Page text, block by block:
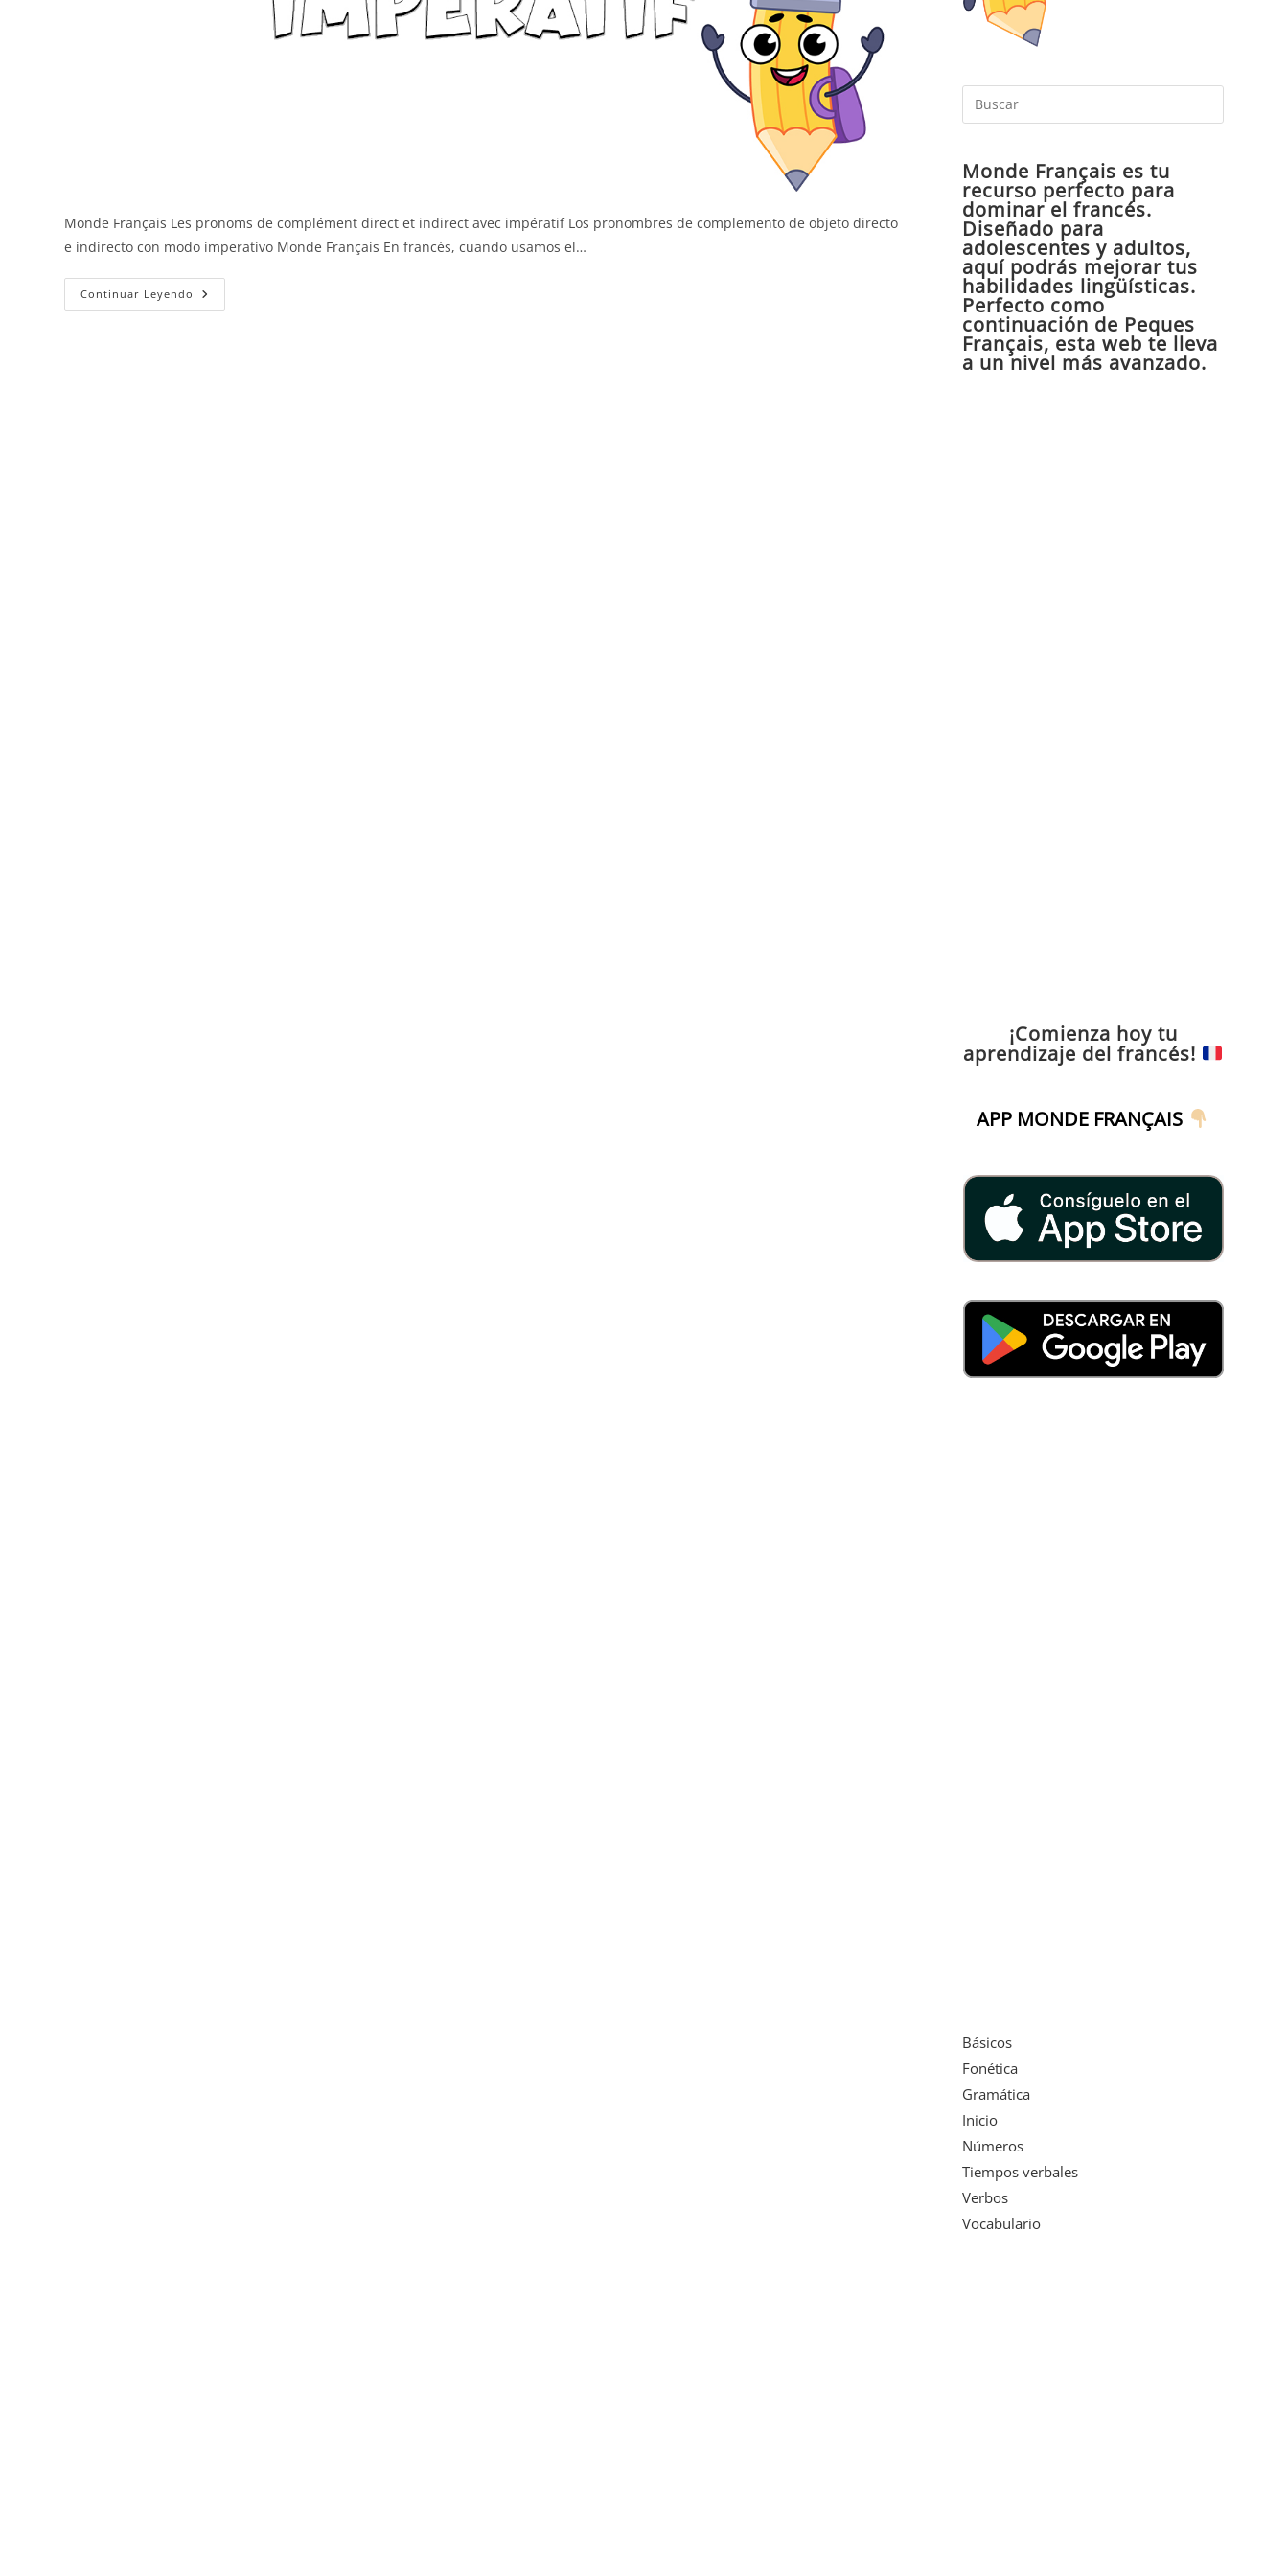
Monde Français Les pronoms de complément direct et indirect avec impératif Los pronombres de complemento de objeto directo
e indirecto con modo imperativo Monde Français En francés, cuando usamos el…
Continuar Leyendo Con
Imperativo
Escape
Monde Français es tu
recurso perfecto para
dominar el francés.
Diseñado para
adolescentes y adultos,
aquí podrás mejorar tus
habilidades lingüísticas.
Perfecto como
continuación de Peques
Français, esta web te lleva
a un nivel más avanzado.
¡Comienza hoy tu
aprendizaje del francés!
APP MONDE FRANÇAIS
Básicos
Fonética
Gramática
Inicio
Números
Tiempos verbales
Verbos
Vocabulario